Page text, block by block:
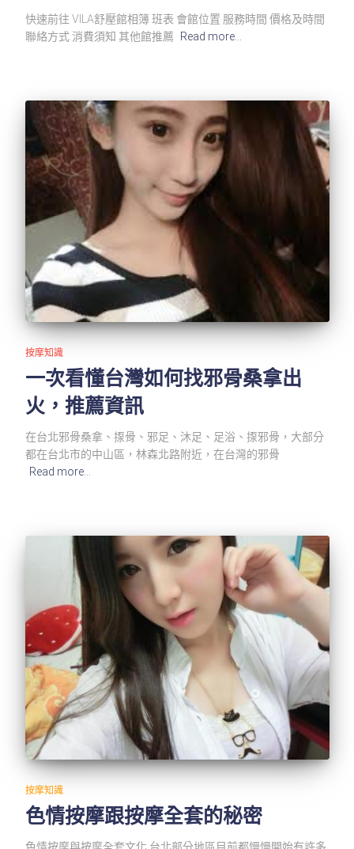
快速前往 VILA舒壓館相簿 班表 會館位置 服務時間 價格及時間
聯絡方式 消費須知 其他館推薦
Read more…
按摩知識
一次看懂台灣如何找邪骨桑拿出
火，推薦資訊
在台北邪骨桑拿、揼骨、邪足、沐足、足浴、揼邪骨，大部分
都在台北市的中山區，林森北路附近，在台灣的邪骨
Read more…
按摩知識
色情按摩跟按摩全套的秘密